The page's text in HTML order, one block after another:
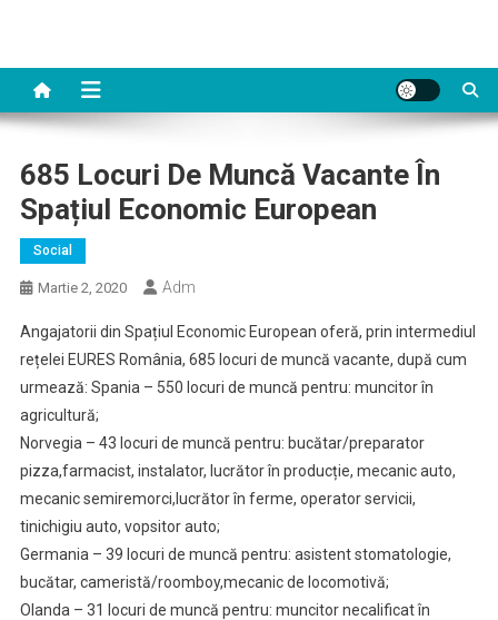
685 Locuri De Muncă Vacante În
Spațiul Economic European
Social
Martie 2, 2020 Adm
Angajatorii din Spațiul Economic European oferă, prin intermediul
rețelei EURES România, 685 locuri de muncă vacante, după cum
urmează: Spania – 550 locuri de muncă pentru: muncitor în
agricultură;
Norvegia – 43 locuri de muncă pentru: bucătar/preparator
pizza,farmacist, instalator, lucrător în producție, mecanic auto,
mecanic semiremorci,lucrător în ferme, operator servicii,
tinichigiu auto, vopsitor auto;
Germania – 39 locuri de muncă pentru: asistent stomatologie,
bucătar, cameristă/roomboy,mecanic de locomotivă;
Olanda – 31 locuri de muncă pentru: muncitor necalificat în